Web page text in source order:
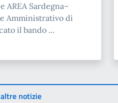
AREA Sardegna–
Amministrativo di
il bando ...
notizie